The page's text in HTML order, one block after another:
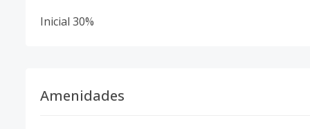
Inicial 30%
Amenidades